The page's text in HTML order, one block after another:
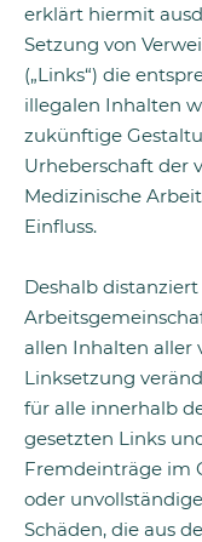
erklärt hiermit
Setzung von
(„Links“) die
illegalen Inhalten
zukünftige
Urheberschaft der
Medizinische
Einfluss.
Deshalb
allen Inhalten aller
Linksetzung
für alle innerhalb
gesetzten Links
Fremdeinträge im
oder
Schäden, die aus